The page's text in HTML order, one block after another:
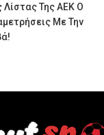
Της ΑΕΚ Ο
Με Την